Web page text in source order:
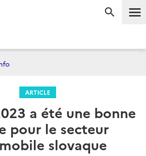
ARTICLE
a été une bonne
pour le secteur
slovaque